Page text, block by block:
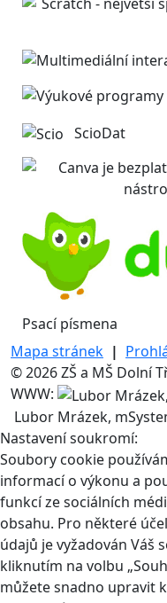
ScioDat
Psací písmena
Mapa stránek |
© 2026 ZŠ a MŠ Dolní
WWW:
Lubor Mrázek,
Nastavení soukromí:
Soubory cookie
informací o výkonu a
funkcí ze sociálních
obsahu. Pro některé
údajů je vyžadován Váš
kliknutím na volbu
můžete snadno upravit